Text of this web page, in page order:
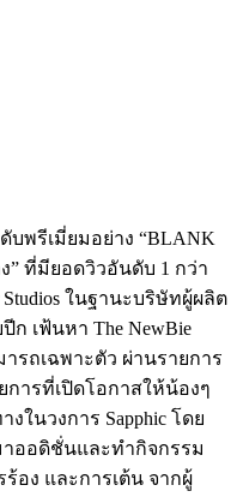
บพรีเมี่ยมอย่าง “BLANK
ง” ที่มียอดวิวอันดับ 1 กว่า
Studios ในฐานะบริษัทผู้ผลิต
ก เฟ้นหา The NewBie
รถเฉพาะตัว ผ่านรายการ
ยการที่เปิดโอกาสให้น้องๆ
ในวงการ Sapphic โดย
ออดิชั่นและทำกิจกรรม
อง และการเต้น จากผู้